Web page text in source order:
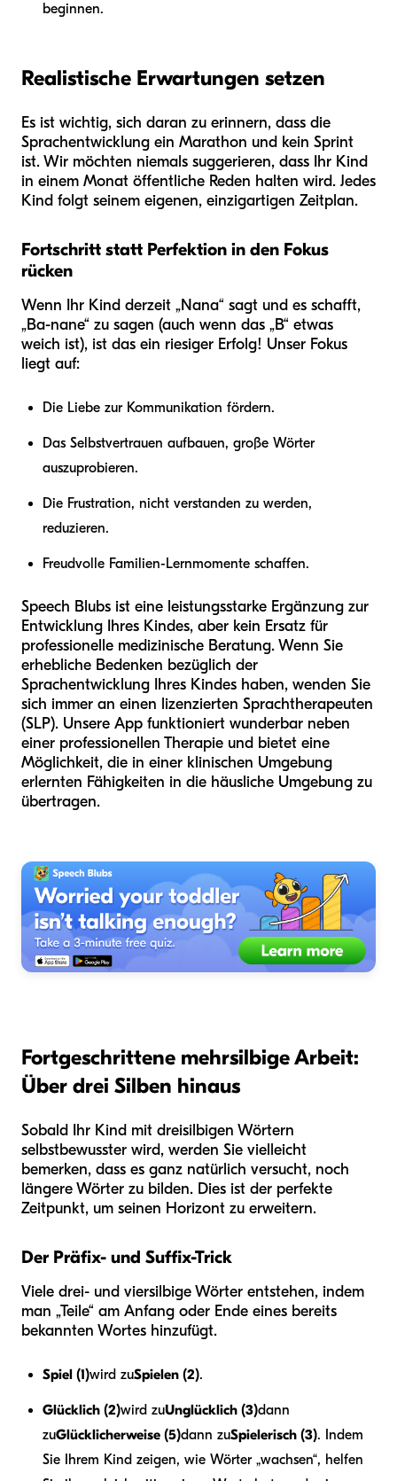
beginnen.
Realistische Erwartungen setzen
Es ist wichtig, sich daran zu erinnern, dass die
Sprachentwicklung ein Marathon und kein Sprint
ist. Wir möchten niemals suggerieren, dass Ihr Kind
in einem Monat öffentliche Reden halten wird. Jedes
Kind folgt seinem eigenen, einzigartigen Zeitplan.
Fortschritt statt Perfektion in den Fokus
rücken
Wenn Ihr Kind derzeit „Nana“ sagt und es schafft,
„Ba-nane“ zu sagen (auch wenn das „B“ etwas
weich ist), ist das ein riesiger Erfolg! Unser Fokus
liegt auf:
Die Liebe zur Kommunikation fördern.
Das Selbstvertrauen aufbauen, große Wörter
auszuprobieren.
Die Frustration, nicht verstanden zu werden,
reduzieren.
Freudvolle Familien-Lernmomente schaffen.
Speech Blubs ist eine leistungsstarke Ergänzung zur
Entwicklung Ihres Kindes, aber kein Ersatz für
professionelle medizinische Beratung. Wenn Sie
erhebliche Bedenken bezüglich der
Sprachentwicklung Ihres Kindes haben, wenden Sie
sich immer an einen lizenzierten Sprachtherapeuten
(SLP). Unsere App funktioniert wunderbar neben
einer professionellen Therapie und bietet eine
Möglichkeit, die in einer klinischen Umgebung
erlernten Fähigkeiten in die häusliche Umgebung zu
übertragen.
Fortgeschrittene mehrsilbige Arbeit:
Über drei Silben hinaus
Sobald Ihr Kind mit dreisilbigen Wörtern
selbstbewusster wird, werden Sie vielleicht
bemerken, dass es ganz natürlich versucht, noch
längere Wörter zu bilden. Dies ist der perfekte
Zeitpunkt, um seinen Horizont zu erweitern.
Der Präfix- und Suffix-Trick
Viele drei- und viersilbige Wörter entstehen, indem
man „Teile“ am Anfang oder Ende eines bereits
bekannten Wortes hinzufügt.
Spiel (1)wird zuSpielen (2).
Glücklich (2)wird zuUnglücklich (3)dann
zuGlücklicherweise (5)dann zuSpielerisch (3). Indem
Sie Ihrem Kind zeigen, wie Wörter „wachsen“, helfen